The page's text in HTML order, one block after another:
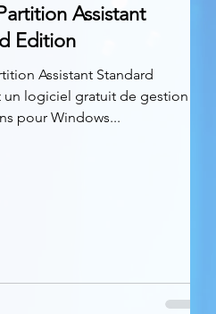
Navigateurs
Réseaux
Logiciels les plus
Assistant
Edition
Assistant Standard
un logiciel gratuit de gestion
pour Windows...